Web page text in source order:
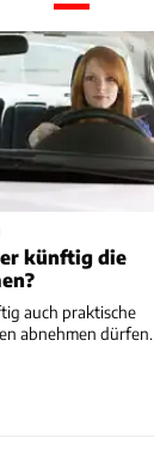
künftig die
auch praktische
abnehmen dürfen.